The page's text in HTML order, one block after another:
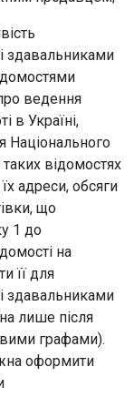
здавальниками
ведення
в Україні,
Національного
відомостях
адреси, обсяги
що
1 до
на
її для
здавальниками
лише після
графами).
оформити